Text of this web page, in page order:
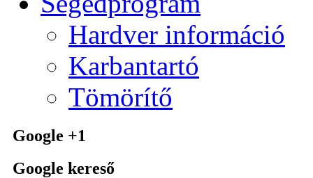
Hardver információ
Karbantartó
Tömörítő
Google +1
Google kereső